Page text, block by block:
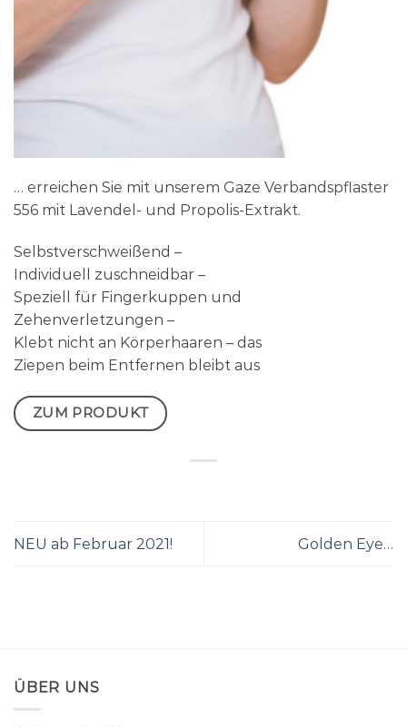
… erreichen Sie mit unserem Gaze Verbandspflaster
556 mit Lavendel- und Propolis-Extrakt.
Selbstverschweißend –
Individuell zuschneidbar –
Speziell für Fingerkuppen und
Zehenverletzungen –
Klebt nicht an Körperhaaren – das
Ziepen beim Entfernen bleibt aus
ZUM PRODUKT
NEU ab Februar 2021! Golden Eye…
ÜBER UNS